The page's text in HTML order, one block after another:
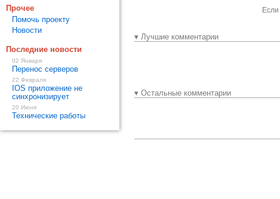
▾ Лучшие комментарии
▾ Остальные комментарии
Прочее
Помочь проекту
Новости
Последние новости
02 Января
Перенос серверов
22 Февраля
IOS приложение не
синхронизирует
20 Июня
Технические работы